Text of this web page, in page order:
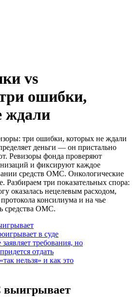
vs
ошибки,
ждали
деньги — он пристально
Ревизоры фонда проверяют
и фиксируют каждое
средств ОМС. Онкологические
Разбираем три показательных спора:
оказалась нецелевым расходом,
консилиума и на чье
средства ОМС.
в суде
требования, но
отдать
нельзя» и как это